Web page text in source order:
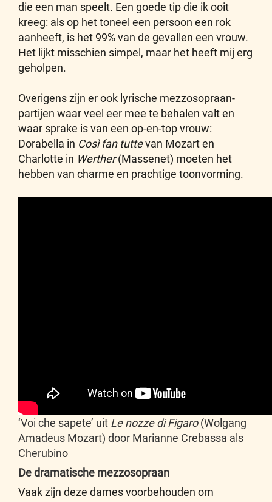
die een man speelt. Een goede tip die ik ooit
kreeg: als op het toneel een persoon een rok
aanheeft, is het 99% van de gevallen een vrouw.
Het lijkt misschien simpel, maar het heeft mij erg
geholpen.
Overigens zijn er ook lyrische mezzosopraan-
partijen waar veel eer mee te behalen valt en
waar sprake is van een op-en-top vrouw:
Dorabella in Così fan tuttevan Mozart en
Charlotte in Werther(Massenet) moeten het
hebben van charme en prachtige toonvorming.
‘Voi che sapete’ uit Le nozze di Figaro(Wolgang
Amadeus Mozart) door Marianne Crebassa als
Cherubino
De dramatische mezzosopraan
Vaak zijn deze dames voorbehouden om